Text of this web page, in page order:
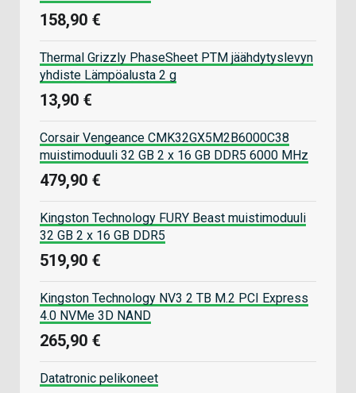
158,90 €
Thermal Grizzly PhaseSheet PTM jäähdytyslevyn
yhdiste Lämpöalusta 2 g
13,90 €
Corsair Vengeance CMK32GX5M2B6000C38
muistimoduuli 32 GB 2 x 16 GB DDR5 6000 MHz
479,90 €
Kingston Technology FURY Beast muistimoduuli
32 GB 2 x 16 GB DDR5
519,90 €
Kingston Technology NV3 2 TB M.2 PCI Express
4.0 NVMe 3D NAND
265,90 €
Datatronic pelikoneet